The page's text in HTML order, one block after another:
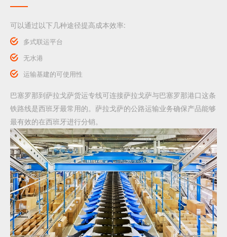
可以通过以下几种途径提高成本效率:
多式联运平台
无水港
运输基建的可使用性
巴塞罗那到萨拉戈萨货运专线可连接萨拉戈萨与巴塞罗那港口这条
铁路线是西班牙最常用的。萨拉戈萨的公路运输业务确保产品能够
最有效的在西班牙进行分销。